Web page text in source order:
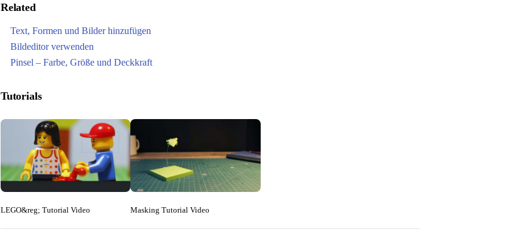
Related
Text, Formen und Bilder hinzufügen
Bildeditor verwenden
Pinsel – Farbe, Größe und Deckkraft
Tutorials
LEGO&reg; Tutorial Video Masking Tutorial Video